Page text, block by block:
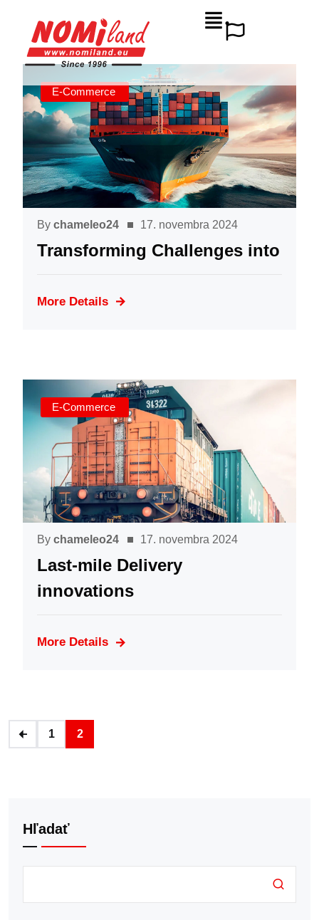
E-Commerce
By chameleo24 17. novembra 2024
Transforming Challenges into
More Details
E-Commerce
By chameleo24 17. novembra 2024
Last-mile Delivery
innovations
More Details
1 2
Hľadať